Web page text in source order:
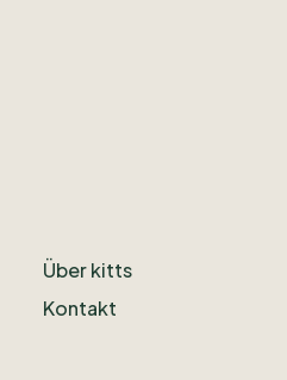
Über kitts
Kontakt